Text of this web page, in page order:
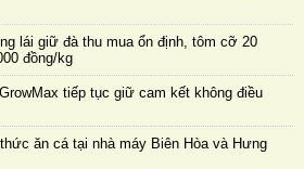
lái giữ đà thu mua ổn định, tôm cỡ 20
đồng/kg
tiếp tục giữ cam kết không điều
ăn cá tại nhà máy Biên Hòa và Hưng